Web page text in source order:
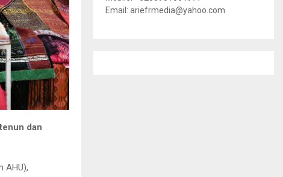
dan
AHU),
Email: ariefrmedia@yahoo.com